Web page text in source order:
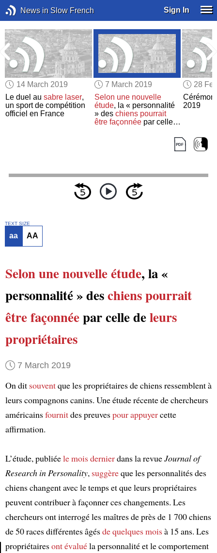
News in Slow French Sign In
14 March 2019
Le duel ausabre laser,
un sport de compétition
officiel en France
7 March 2019
Selon une nouvelle
étude, la « personnalité
» des chiens pourrait
être façonnéepar celle
28
2019
TEXT SIZE
aa AA
Selonune nouvelle étude, la «
personnalité » deschienspourrait
être façonnéepar celle deleurs
propriétaires
7 March 2019
On dit souventque les propriétaires de chiens ressemblent à
leurs compagnons canins. Une étude récente de chercheurs
américainsfournitdes preuvespour appuyercette
affirmation.
L’étude, publiéele mois dernierdans la revueJournal of
Research in Personality, suggèreque les personnalités des
chiens changent avec le temps et que leurs propriétaires
peuvent contribuer à façonner ces changements. Les
chercheurs ont interrogé les maîtres de près de 1 700 chiens
de 50 races différentes âgésde quelques moisà 15 ans. Les
propriétairesont évaluéla personnalité et le comportement